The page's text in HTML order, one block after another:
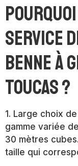
service
benne à
Toucas ?
1. Large choix
gamme variée
30 mètres
taille qui